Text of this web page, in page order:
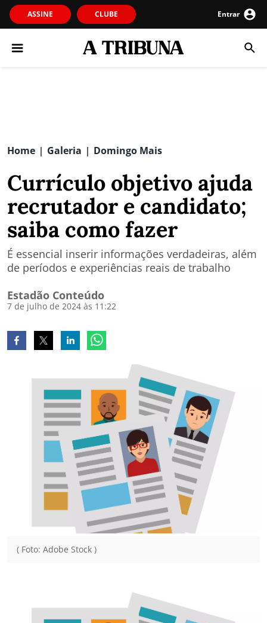
ASSINE CLUBE Entrar
Home | Galeria | Domingo Mais
Currículo objetivo ajuda
recrutador e candidato;
saiba como fazer
É essencial inserir informações verdadeiras, além
de períodos e experiências reais de trabalho
Estadão Conteúdo
7 de julho de 2024 às 11:22
( Foto: Adobe Stock )